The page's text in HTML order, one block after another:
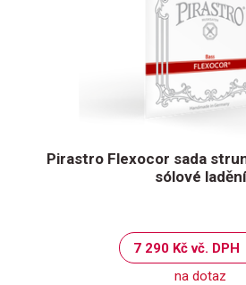
Pirastro Flexocor sada
sólové ladění
7 290 Kč vč. DPH
na dotaz